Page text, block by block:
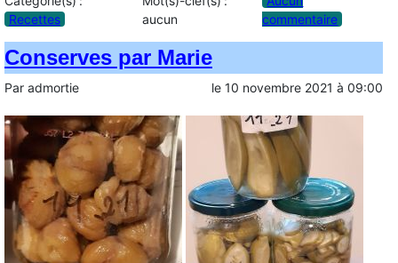
Recettes
aucun
commentaire
Conserves par Marie
Par admortie le 10 novembre 2021 à 09:00